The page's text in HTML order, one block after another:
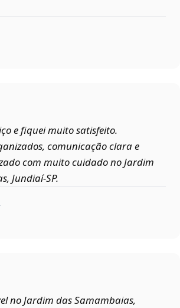
e fiquei muito satisfeito.
comunicação clara e
com muito cuidado no Jardim
Jundiaí‑SP.
no Jardim das Samambaias,